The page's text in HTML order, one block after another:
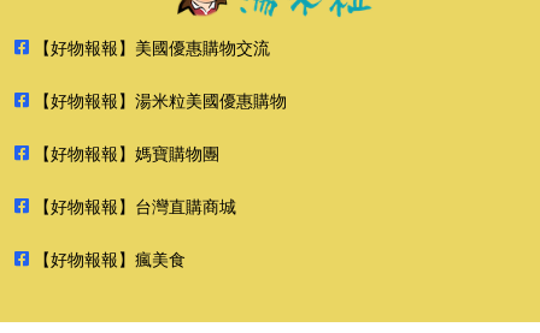
【好物報報】美國優惠購物交流
【好物報報】湯米粒美國優惠購物
【好物報報】媽寶購物團
【好物報報】台灣直購商城
【好物報報】瘋美食